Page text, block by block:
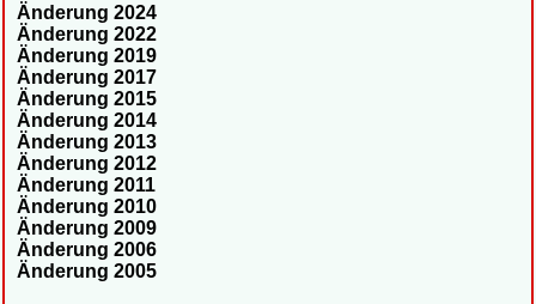
Änderung 2024
Änderung 2022
Änderung 2019
Änderung 2017
Änderung 2015
Änderung 2014
Änderung 2013
Änderung 2012
Änderung 2011
Änderung 2010
Änderung 2009
Änderung 2006
Änderung 2005